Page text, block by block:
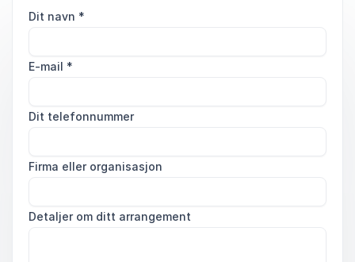
Dit navn *
E-mail *
Dit telefonnummer
Firma eller organisasjon
Detaljer om ditt arrangement